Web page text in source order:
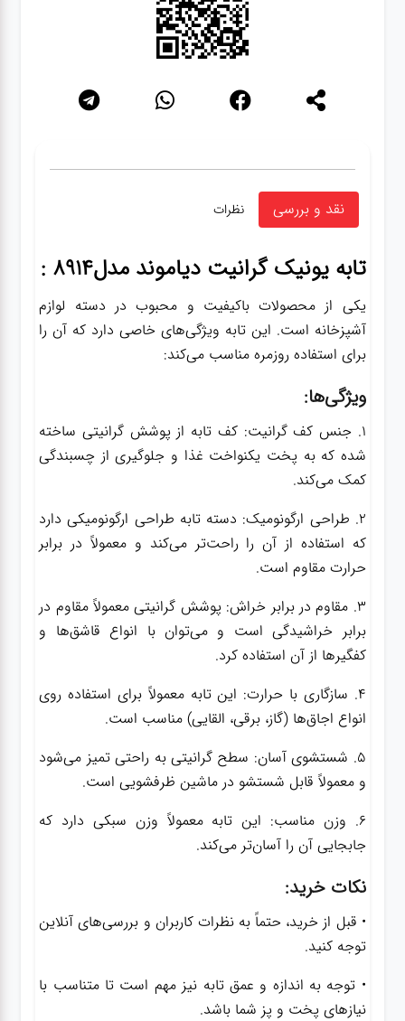
نقد و بررسی نظرات
تابه یونیک گرانیت دیاموند مدل8914 :
یکی از محصولات باکیفیت و محبوب در دسته لوازم
آشپزخانه است. این تابه ویژگی‌های خاصی دارد که آن را
برای استفاده روزمره مناسب می‌کند:
ویژگی‌ها:
1. جنس کف گرانیت: کف تابه از پوشش گرانیتی ساخته
شده که به پخت یکنواخت غذا و جلوگیری از چسبندگی
کمک می‌کند.
2. طراحی ارگونومیک: دسته تابه طراحی ارگونومیکی دارد
که استفاده از آن را راحت‌تر می‌کند و معمولاً در برابر
حرارت مقاوم است.
3. مقاوم در برابر خراش: پوشش گرانیتی معمولاً مقاوم در
برابر خراشیدگی است و می‌توان با انواع قاشق‌ها و
کفگیرها از آن استفاده کرد.
4. سازگاری با حرارت: این تابه معمولاً برای استفاده روی
انواع اجاق‌ها (گاز، برقی، القایی) مناسب است.
5. شستشوی آسان: سطح گرانیتی به راحتی تمیز می‌شود
و معمولاً قابل شستشو در ماشین ظرفشویی است.
6. وزن مناسب: این تابه معمولاً وزن سبکی دارد که
جابجایی آن را آسان‌تر می‌کند.
نکات خرید:
• قبل از خرید، حتماً به نظرات کاربران و بررسی‌های آنلاین
توجه کنید.
• توجه به اندازه و عمق تابه نیز مهم است تا متناسب با
نیازهای پخت و پز شما باشد.